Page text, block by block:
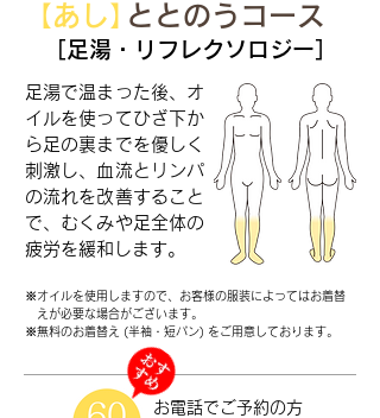
【あし】 ととのうコース
［足湯・リフレクソロジー］
足湯で温まった後、オ
イルを使ってひざ下か
ら足の裏までを優しく
刺激し、血流とリンパ
の流れを改善すること
で、むくみや足全体の
疲労を緩和します。
※オイルを使用しますので、お客様の服装によってはお着替
えが必要な場合がございます。
※無料のお着替え (半袖・短パン) をご用意しております。
お電話で ご予約の方